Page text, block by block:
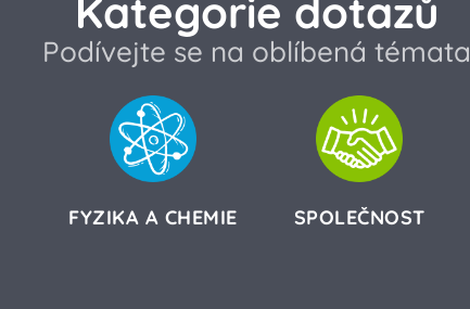
Kategorie dotazů
Podívejte se na oblíbená témata
FYZIKA A CHEMIE SPOLEČNOST